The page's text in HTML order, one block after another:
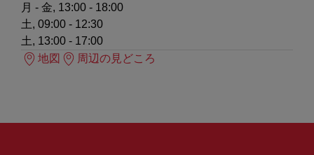
月 - 金, 13:00 - 18:00
土, 09:00 - 12:30
土, 13:00 - 17:00
地図
周辺の見どころ